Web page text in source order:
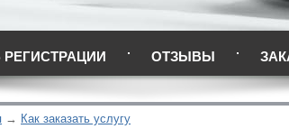
ОТЗЫВЫ
Как заказать услугу